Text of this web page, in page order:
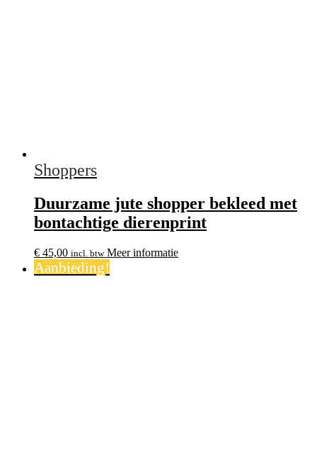
Shoppers
Duurzame jute shopper bekleed met
bontachtige dierenprint
€ 45,00 incl. btw Meer informatie
Aanbieding!